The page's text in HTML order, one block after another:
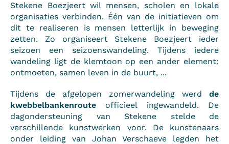
Stekene Boezjeert wil mensen, scholen en lokale
organisaties verbinden. Één van de initiatieven om
dit te realiseren is mensen letterlijk in beweging
zetten. Zo organiseert Stekene Boezjeert ieder
seizoen een seizoenswandeling. Tijdens iedere
wandeling ligt de klemtoon op een ander element:
ontmoeten, samen leven in de buurt, ...
Tijdens de afgelopen zomerwandeling werd de
kwebbelbankenroute officieel ingewandeld. De
dagondersteuning van Stekene stelde de
verschillende kunstwerken voor. De kunstenaars
onder leiding van Johan Verschaeve legden het